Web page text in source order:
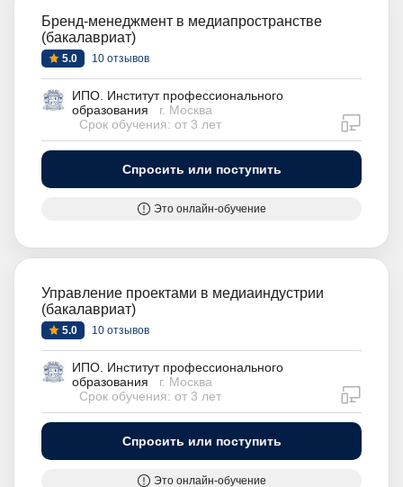
Бренд-менеджмент в медиапространстве
(бакалавриат)
5.0 10 отзывов
ИПО. Институт профессионального
образования
г. Москва
Срок обучения: от 3 лет
Спросить или поступить
Это онлайн-обучение
Управление проектами в медиаиндустрии
(бакалавриат)
5.0 10 отзывов
ИПО. Институт профессионального
образования
г. Москва
Срок обучения: от 3 лет
Спросить или поступить
Это онлайн-обучение